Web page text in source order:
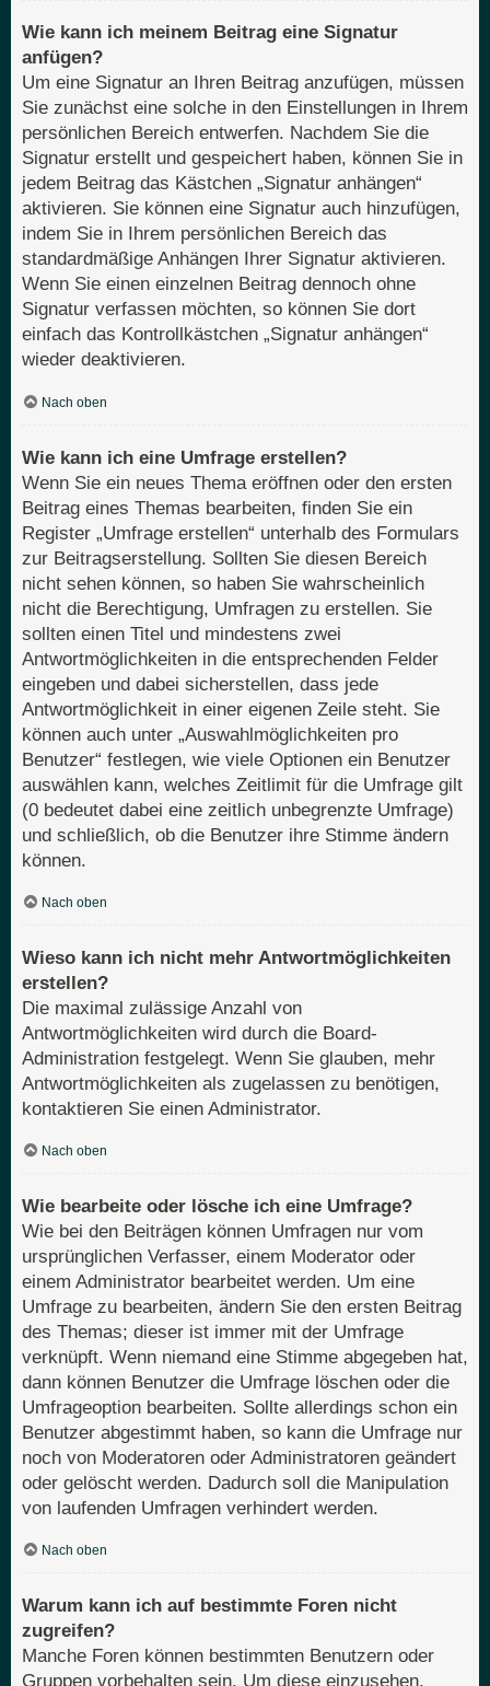
Wie kann ich meinem Beitrag eine Signatur
anfügen?
Um eine Signatur an Ihren Beitrag anzufügen, müssen
Sie zunächst eine solche in den Einstellungen in Ihrem
persönlichen Bereich entwerfen. Nachdem Sie die
Signatur erstellt und gespeichert haben, können Sie in
jedem Beitrag das Kästchen „Signatur anhängen“
aktivieren. Sie können eine Signatur auch hinzufügen,
indem Sie in Ihrem persönlichen Bereich das
standardmäßige Anhängen Ihrer Signatur aktivieren.
Wenn Sie einen einzelnen Beitrag dennoch ohne
Signatur verfassen möchten, so können Sie dort
einfach das Kontrollkästchen „Signatur anhängen“
wieder deaktivieren.
Nach oben
Wie kann ich eine Umfrage erstellen?
Wenn Sie ein neues Thema eröffnen oder den ersten
Beitrag eines Themas bearbeiten, finden Sie ein
Register „Umfrage erstellen“ unterhalb des Formulars
zur Beitragserstellung. Sollten Sie diesen Bereich
nicht sehen können, so haben Sie wahrscheinlich
nicht die Berechtigung, Umfragen zu erstellen. Sie
sollten einen Titel und mindestens zwei
Antwortmöglichkeiten in die entsprechenden Felder
eingeben und dabei sicherstellen, dass jede
Antwortmöglichkeit in einer eigenen Zeile steht. Sie
können auch unter „Auswahlmöglichkeiten pro
Benutzer“ festlegen, wie viele Optionen ein Benutzer
auswählen kann, welches Zeitlimit für die Umfrage gilt
(0 bedeutet dabei eine zeitlich unbegrenzte Umfrage)
und schließlich, ob die Benutzer ihre Stimme ändern
können.
Nach oben
Wieso kann ich nicht mehr Antwortmöglichkeiten
erstellen?
Die maximal zulässige Anzahl von
Antwortmöglichkeiten wird durch die Board-
Administration festgelegt. Wenn Sie glauben, mehr
Antwortmöglichkeiten als zugelassen zu benötigen,
kontaktieren Sie einen Administrator.
Nach oben
Wie bearbeite oder lösche ich eine Umfrage?
Wie bei den Beiträgen können Umfragen nur vom
ursprünglichen Verfasser, einem Moderator oder
einem Administrator bearbeitet werden. Um eine
Umfrage zu bearbeiten, ändern Sie den ersten Beitrag
des Themas; dieser ist immer mit der Umfrage
verknüpft. Wenn niemand eine Stimme abgegeben hat,
dann können Benutzer die Umfrage löschen oder die
Umfrageoption bearbeiten. Sollte allerdings schon ein
Benutzer abgestimmt haben, so kann die Umfrage nur
noch von Moderatoren oder Administratoren geändert
oder gelöscht werden. Dadurch soll die Manipulation
von laufenden Umfragen verhindert werden.
Nach oben
Warum kann ich auf bestimmte Foren nicht
zugreifen?
Manche Foren können bestimmten Benutzern oder
Gruppen vorbehalten sein. Um diese einzusehen,